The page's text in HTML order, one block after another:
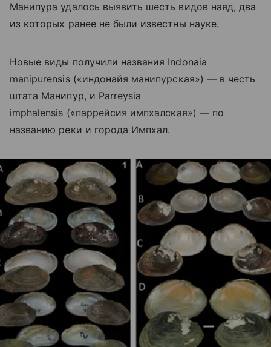
Манипура удалось выявить шесть видов наяд, два
из которых ранее не были известны науке.
Новые виды получили названия Indonaia
manipurensis («индонайя манипурская») — в честь
штата Манипур, и Parreysia
imphalensis («паррейсия импхалская») — по
названию реки и города Импхал.